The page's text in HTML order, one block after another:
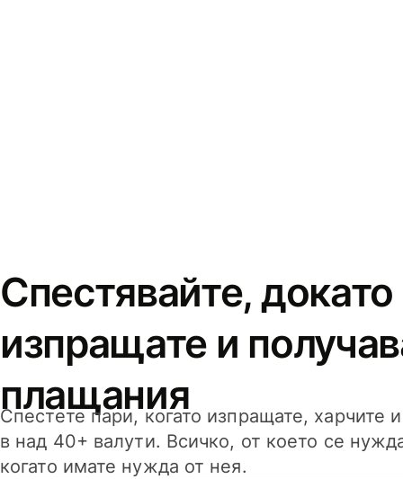
Спестявайте,
изпращате и
плащания
Спестете пари, когато изпращате, харчите
в над 40+ валути. Всичко, от което се
когато имате нужда от нея.